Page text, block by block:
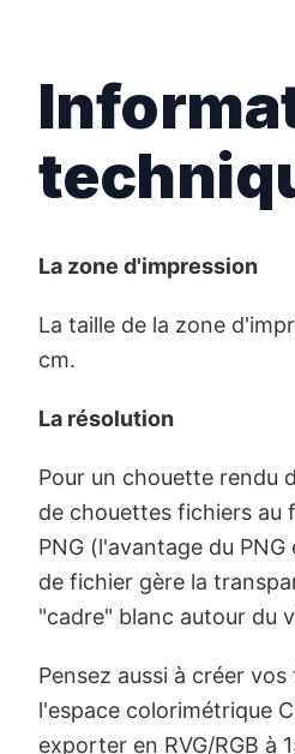
La zone d'impression
La taille de la zone
cm.
La résolution
Pour un chouette rendu
de chouettes fichiers au
PNG (l'avantage du
de fichier gère la
"cadre" blanc autour du
Pensez aussi à créer
l'espace colorimétrique
exporter en RVG/RGB à